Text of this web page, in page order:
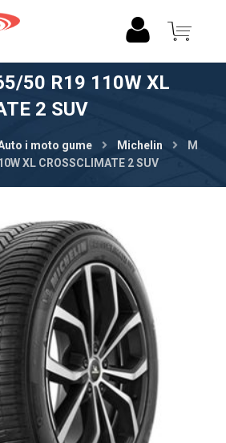
50 R19 110W XL
2 SUV
i moto gume Michelin
M
XL CROSSCLIMATE 2 SUV